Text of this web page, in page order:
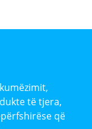
të tjera,
që